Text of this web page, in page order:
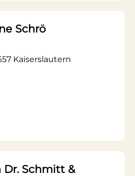
Schrö
Kaiserslautern
Dr. Schmitt &